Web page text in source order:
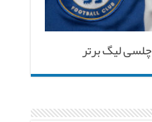
فول مچ تاتنهام ۱-۴ چلسی لیگ برتر